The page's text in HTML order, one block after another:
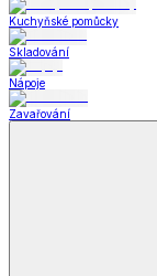
Kuchyňské pomůcky
Skladování
Nápoje
Zavařování